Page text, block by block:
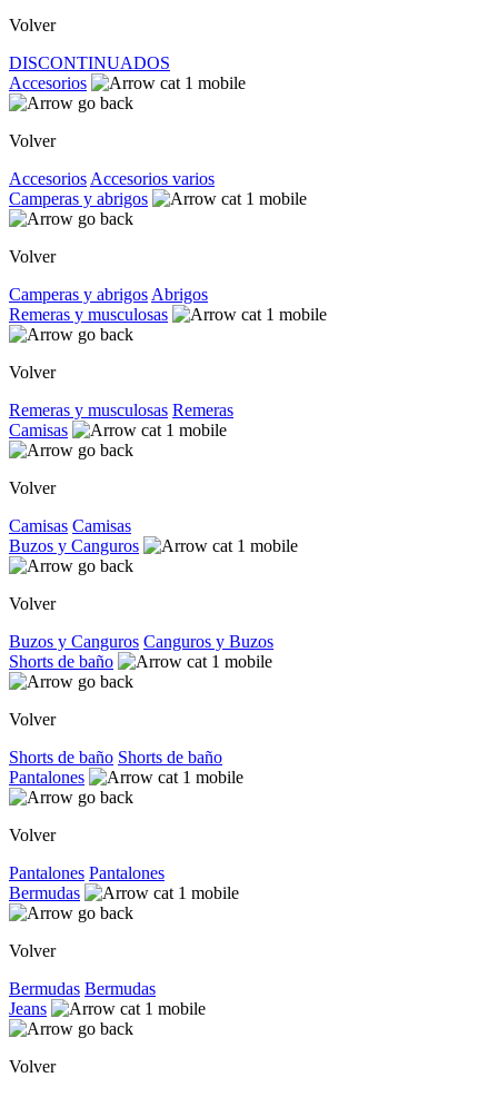
Volver
DISCONTINUADOS
Accesorios
Volver
Accesorios Accesorios varios
Camperas y abrigos
Volver
Camperas y abrigos Abrigos
Remeras y musculosas
Volver
Remeras y musculosas Remeras
Camisas
Volver
Camisas Camisas
Buzos y Canguros
Volver
Buzos y Canguros Canguros y Buzos
Shorts de baño
Volver
Shorts de baño Shorts de baño
Pantalones
Volver
Pantalones Pantalones
Bermudas
Volver
Bermudas Bermudas
Jeans
Volver